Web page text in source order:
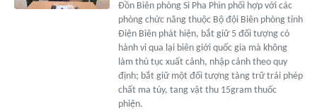
Đồn Biên phòng Si Pha Phìn phối hợp với các
phòng chức năng thuộc Bộ đội Biên phòng tỉnh
Điện Biên phát hiện, bắt giữ 5 đối tượng có
hành vi qua lại biên giới quốc gia mà không
làm thủ tục xuất cảnh, nhập cảnh theo quy
định; bắt giữ một đối tượng tàng trữ trái phép
chất ma túy, tang vật thu 15gram thuốc
phiện.